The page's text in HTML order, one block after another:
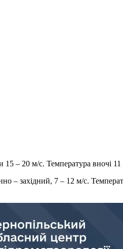
– 20 м/с. Температура вночі 11
– західний, 7 – 12 м/с.